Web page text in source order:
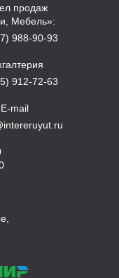
продаж
Мебель»:
988-90-93
912-72-63
E-mail